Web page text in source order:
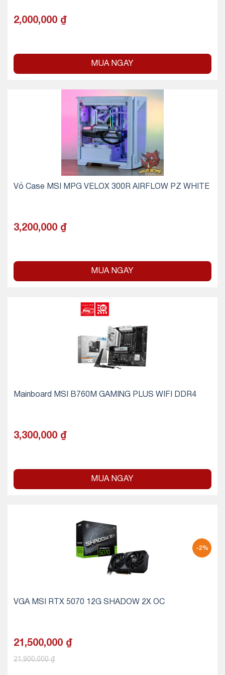
2,000,000 ₫
MUA NGAY
Vỏ Case MSI MPG VELOX 300R AIRFLOW PZ WHITE
3,200,000 ₫
MUA NGAY
Mainboard MSI B760M GAMING PLUS WIFI DDR4
3,300,000 ₫
MUA NGAY
-2%
VGA MSI RTX 5070 12G SHADOW 2X OC
21,500,000 ₫
21,900,000₫